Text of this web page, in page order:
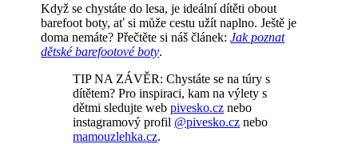
Když se chystáte do lesa, je ideální dítěti obout
barefoot boty, ať si může cestu užít naplno. Ještě je
doma nemáte? Přečtěte si náš článek:Jak poznat
dětské barefootové boty.
TIP NA ZÁVĚR: Chystáte se na túry s
dítětem? Pro inspiraci, kam na výlety s
dětmi sledujte webpivesko.cz nebo
instagramový profil @pivesko.cz nebo
mamouzlehka.cz.